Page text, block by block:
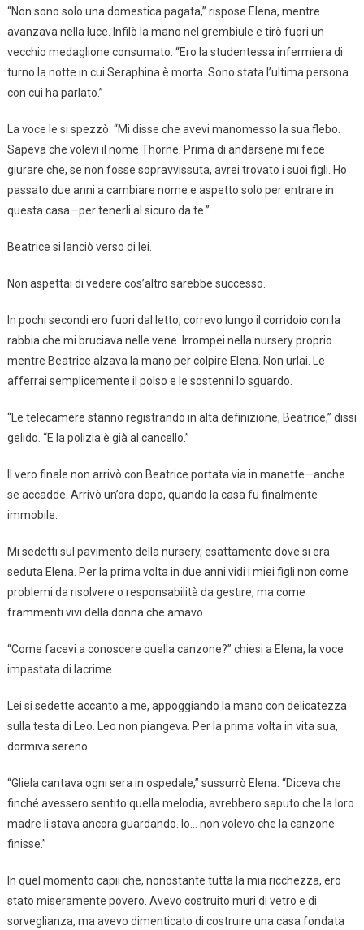
“Non sono solo una domestica pagata,” rispose Elena, mentre
avanzava nella luce. Infilò la mano nel grembiule e tirò fuori un
vecchio medaglione consumato. “Ero la studentessa infermiera di
turno la notte in cui Seraphina è morta. Sono stata l’ultima persona
con cui ha parlato.”
La voce le si spezzò. “Mi disse che avevi manomesso la sua flebo.
Sapeva che volevi il nome Thorne. Prima di andarsene mi fece
giurare che, se non fosse sopravvissuta, avrei trovato i suoi figli. Ho
passato due anni a cambiare nome e aspetto solo per entrare in
questa casa—per tenerli al sicuro da te.”
Beatrice si lanciò verso di lei.
Non aspettai di vedere cos’altro sarebbe successo.
In pochi secondi ero fuori dal letto, correvo lungo il corridoio con la
rabbia che mi bruciava nelle vene. Irrompei nella nursery proprio
mentre Beatrice alzava la mano per colpire Elena. Non urlai. Le
afferrai semplicemente il polso e le sostenni lo sguardo.
“Le telecamere stanno registrando in alta definizione, Beatrice,” dissi
gelido. “E la polizia è già al cancello.”
Il vero finale non arrivò con Beatrice portata via in manette—anche
se accadde. Arrivò un’ora dopo, quando la casa fu finalmente
immobile.
Mi sedetti sul pavimento della nursery, esattamente dove si era
seduta Elena. Per la prima volta in due anni vidi i miei figli non come
problemi da risolvere o responsabilità da gestire, ma come
frammenti vivi della donna che amavo.
“Come facevi a conoscere quella canzone?” chiesi a Elena, la voce
impastata di lacrime.
Lei si sedette accanto a me, appoggiando la mano con delicatezza
sulla testa di Leo. Leo non piangeva. Per la prima volta in vita sua,
dormiva sereno.
“Gliela cantava ogni sera in ospedale,” sussurrò Elena. “Diceva che
finché avessero sentito quella melodia, avrebbero saputo che la loro
madre li stava ancora guardando. Io… non volevo che la canzone
finisse.”
In quel momento capii che, nonostante tutta la mia ricchezza, ero
stato miseramente povero. Avevo costruito muri di vetro e di
sorveglianza, ma avevo dimenticato di costruire una casa fondata